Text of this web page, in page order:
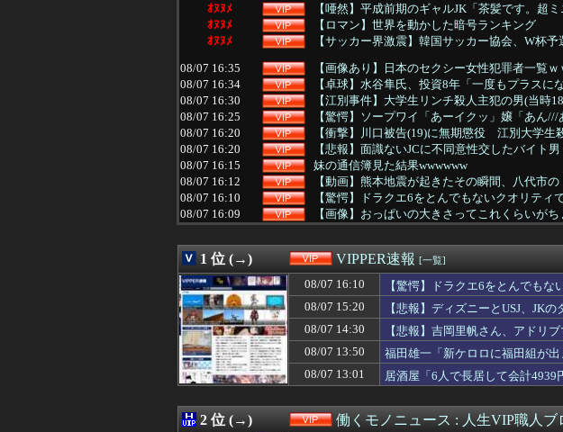
ｵﾇﾇﾒ
【唖然】平成前期のギャルJK「茶髪です。超
ｵﾇﾇﾒ
【ロマン】世界を動かした暗号ランキング
ｵﾇﾇﾒ
【サッカー界激震】韓国サッカー協会、W杯
08/07 16:35
【画像あり】日本のセクシー女性犯罪者一覧
08/07 16:34
【卓球】水谷隼氏、投資8年「一度もプラスに
08/07 16:30
【江別事件】大学生リンチ殺人主犯の男(当時
08/07 16:25
【驚愕】ソープワイ「あーイクッ」嬢「あん
08/07 16:20
【衝撃】川口被告(19)に無期懲役 江別大学生
08/07 16:20
【悲報】面識ないJCに不同意性交したバイ
08/07 16:15
妹の通信簿見た結果wwwwww
08/07 16:12
【動画】熊本地震が起きたその瞬間、八代市
08/07 16:10
【驚愕】ドラクエ6をとんでもないクオリテ
08/07 16:09
【画像】おっぱいの大きさってこれくらいが
08/07 16:06
【動画】こういう貧乳の陰女と付き合えますか
08/07 16:05
【悲報】クロちゃん、とち狂ったツイートをす
08/07 16:03
【画像】鈴木奈々もあたシコ
08/07 16:01
渡邊渚さん「私がPTSDと診断された当時、世
08/07 16:00
中居正広（無職）、熊本に多額の寄付していた
08/07 16:00
渡邊渚さん「私がPTSDと診断された当時、世
08/07 15:40
ヒカキンさん、熊本に偽善行為で2000万円寄
08/07 15:40
「片親の女だけはやめとけ」という風潮、広
08/07 15:39
【画像】精神科「ADHDの人が治療しなかっ
08/07 15:35
SNSで異性とやりとり《不倫》になる？→既
08/07 15:34
【画像】声優の井口裕香さん(38)、新作写真集
1 位 (→) VIPPER速報 [一覧]
08/07 16:10
【驚愕】ドラクエ6をとんでも
08/07 15:20
【悲報】ディズニーとUSJ、JK
08/07 14:30
【悲報】吉岡里帆さん、アドリ
08/07 13:50
福田雄一「新ケロロに福田組が
08/07 13:01
居酒屋「6人で長居して会計4939
2 位 (→) 働くモノニュース : 人生VIP職人ブ